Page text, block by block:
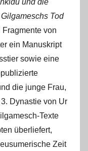
Gilgameschs Tod
von
ein Manuskript
sowie eine
die junge Frau,
Dynastie von Ur
Texte
überliefert,
Zeit